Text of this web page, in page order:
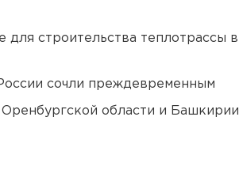
строительства теплотрассы в
сочли преждевременным
Оренбургской области и Башкирии